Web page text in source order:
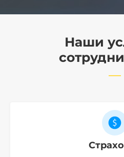
Наши